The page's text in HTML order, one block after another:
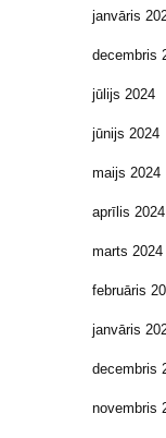
janvāris
decembris
jūlijs 2024
jūnijs 2024
maijs 2024
aprīlis 2024
marts 2024
februāris
janvāris
decembris
novembris